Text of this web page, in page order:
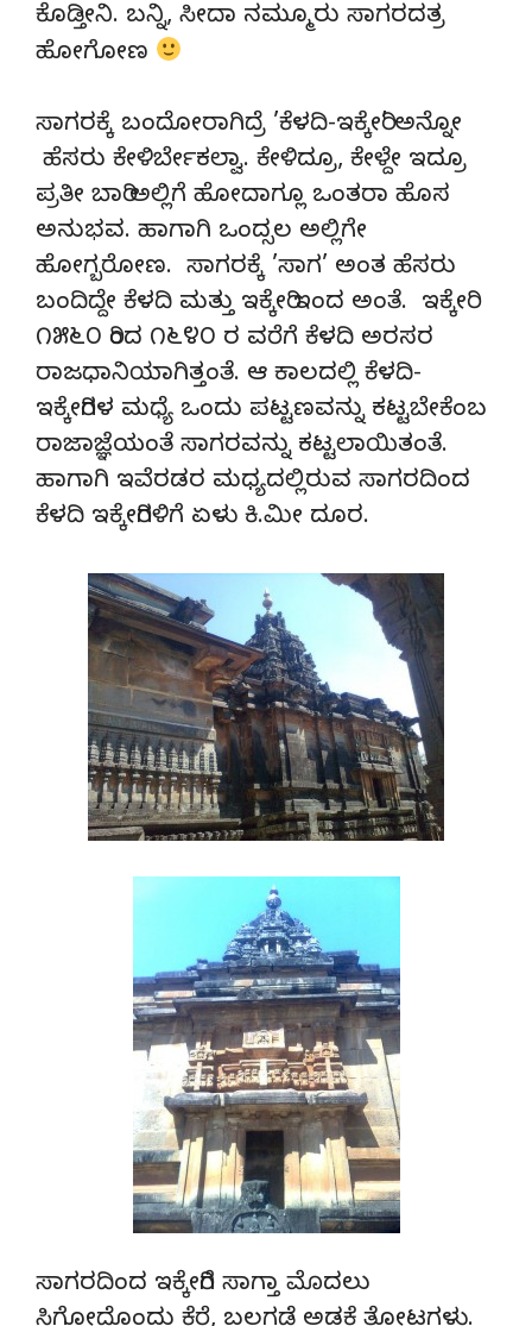
ಕೊಡ್ತೀನಿ. ಬನ್ನಿ, ಸೀದಾ ನಮ್ಮೂರು ಸಾಗರದತ್ರ
ಹೋಗೋಣ
ಸಾಗರಕ್ಕೆ ಬಂದೋರಾಗಿದ್ರೆ ’ಕೆಳದಿ-ಇಕ್ಕೇರಿ’ ಅನ್ನೋ
ಹೆಸರು ಕೇಳಿರ್ಬೇಕಲ್ವಾ. ಕೇಳಿದ್ರೂ, ಕೇಳ್ದೇ ಇದ್ರೂ
ಪ್ರತೀ ಬಾರಿ ಅಲ್ಲಿಗೆ ಹೋದಾಗ್ಲೂ ಒಂತರಾ ಹೊಸ
ಅನುಭವ. ಹಾಗಾಗಿ ಒಂದ್ಸಲ ಅಲ್ಲಿಗೇ
ಹೋಗ್ಬರೋಣ. ಸಾಗರಕ್ಕೆ ’ಸಾಗ’ ಅಂತ ಹೆಸರು
ಬಂದಿದ್ದೇ ಕೆಳದಿ ಮತ್ತು ಇಕ್ಕೇರಿ ಇಂದ ಅಂತೆ. ಇಕ್ಕೇರಿ
೧೫೬೦ ರಿಂದ ೧೬೪೦ ರ ವರೆಗೆ ಕೆಳದಿ ಅರಸರ
ರಾಜಧಾನಿಯಾಗಿತ್ತಂತೆ. ಆ ಕಾಲದಲ್ಲಿ ಕೆಳದಿ-
ಇಕ್ಕೇರಿಗಳ ಮಧ್ಯೆ ಒಂದು ಪಟ್ಟಣವನ್ನು ಕಟ್ಟಬೇಕೆಂಬ
ರಾಜಾಜ್ಞೆಯಂತೆ ಸಾಗರವನ್ನು ಕಟ್ಟಲಾಯಿತಂತೆ.
ಹಾಗಾಗಿ ಇವೆರಡರ ಮಧ್ಯದಲ್ಲಿರುವ ಸಾಗರದಿಂದ
ಕೆಳದಿ ಇಕ್ಕೇರಿಗಳಿಗೆ ಏಳು ಕಿ.ಮೀ ದೂರ.
ಸಾಗರದಿಂದ ಇಕ್ಕೇರಿಗೆ ಸಾಗ್ತಾ ಮೊದಲು